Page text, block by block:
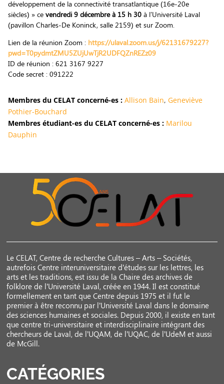
développement de la connectivité transatlantique (16e-20e
siècles) » ce vendredi 9 décembre à 15 h 30à l’Université Laval
(pavillon Charles-De Koninck, salle 2159) et sur Zoom.
Lien de la réunion Zoom : https://ulaval.zoom.us/j/62131679227?
pwd=T0pydmtZMU5ZUjUwTjR2UDFQZnREZz09
ID de réunion : 621 3167 9227
Code secret : 091222
Membres du CELAT concerné-es : Allison Bain, Geneviève
Pothier-Bouchard
Membres étudiant-es du CELAT concerné-es : Marilou
Dauphin
Le CELAT, Centre de recherche Cultures – Arts – Sociétés,
autrefois Centre interuniversitaire d’études sur les lettres, les
arts et les traditions, est issu de la Chaire des archives de
folklore de l’Université Laval, créée en 1944. Il est constitué
formellement en tant que Centre depuis 1975 et il fut le
premier à être reconnu par l’Université Laval dans le domaine
des sciences humaines et sociales. Depuis 2000, il existe en tant
que centre tri-universitaire et interdisciplinaire intégrant des
chercheurs de Laval, de l’UQAM, de l’UQAC, de l’UdeM et aussi
de McGill.
CATÉGORIES